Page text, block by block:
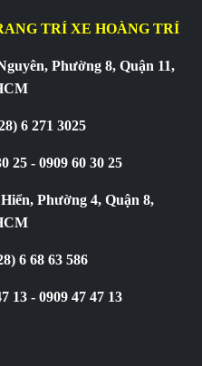
TRÍ XE HOÀNG TRÍ
Phường 8, Quận 11,
6 271 3025
25 - 0909 60 30 25
Phường 4, Quận 8,
6 68 63 586
13 - 0909 47 47 13